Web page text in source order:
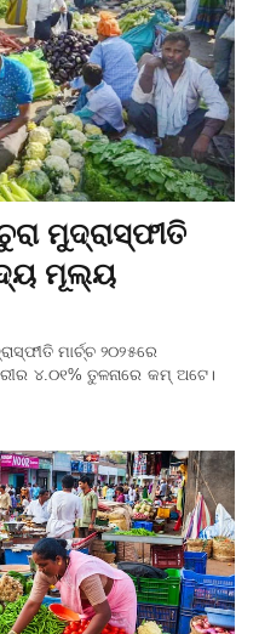
ମୁଦ୍ରାସ୍ଫୀତି
ମୂଲ୍ୟ
ମାର୍ଚ୍ଚ ୨୦୨୫ରେ
୪.୦୧% ତୁଳନାରେ କମ୍ ଅଟେ।